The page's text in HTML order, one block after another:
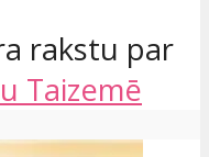
rakstu par
Taizemē